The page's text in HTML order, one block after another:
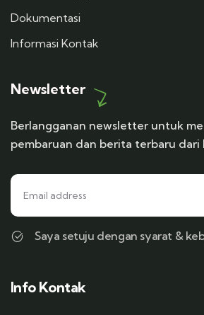
Dokumentasi
Informasi Kontak
Newsletter
Berlangganan newsletter untuk
pembaruan dan berita terbaru dari
Saya setuju dengan syarat &
Info Kontak